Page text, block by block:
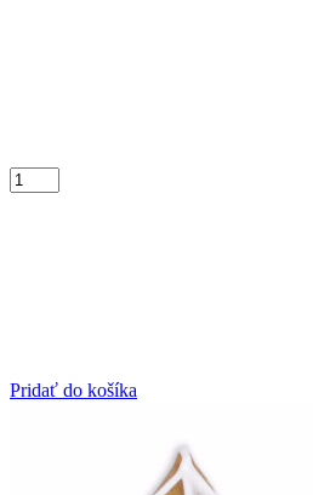
Pridať do košíka